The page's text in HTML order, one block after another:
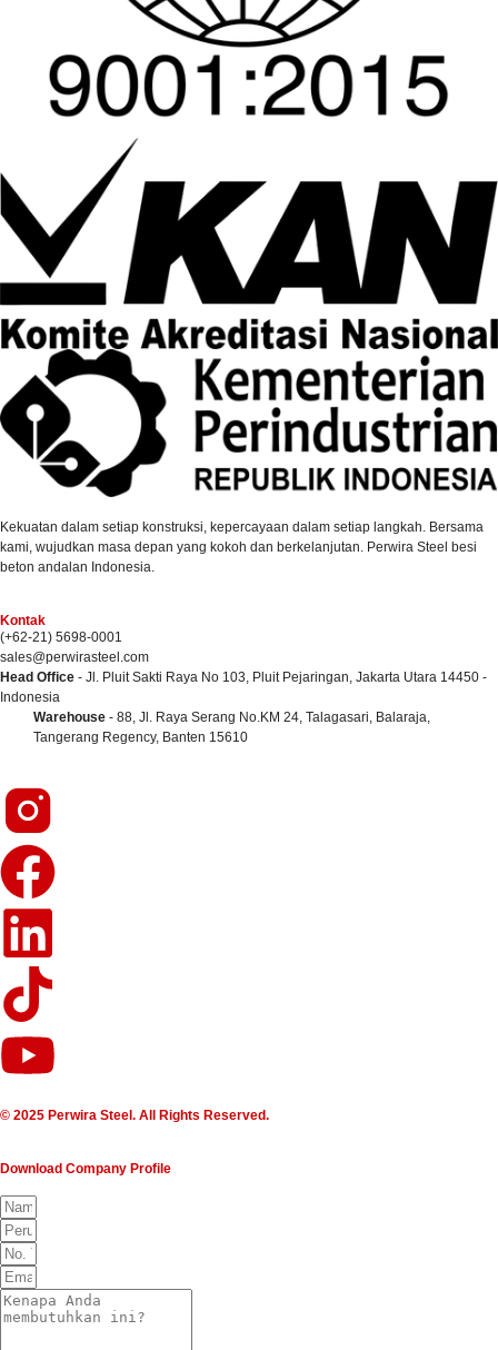
Kekuatan dalam setiap konstruksi, kepercayaan dalam setiap langkah. Bersama
kami, wujudkan masa depan yang kokoh dan berkelanjutan. Perwira Steel besi
beton andalan Indonesia.
Kontak
(+62-21) 5698-0001
sales@perwirasteel.com
Head Office - Jl. Pluit Sakti Raya No 103, Pluit Pejaringan, Jakarta Utara 14450 -
Indonesia
Warehouse - 88, Jl. Raya Serang No.KM 24, Talagasari, Balaraja,
Tangerang Regency, Banten 15610
© 2025 Perwira Steel. All Rights Reserved.
Download Company Profile